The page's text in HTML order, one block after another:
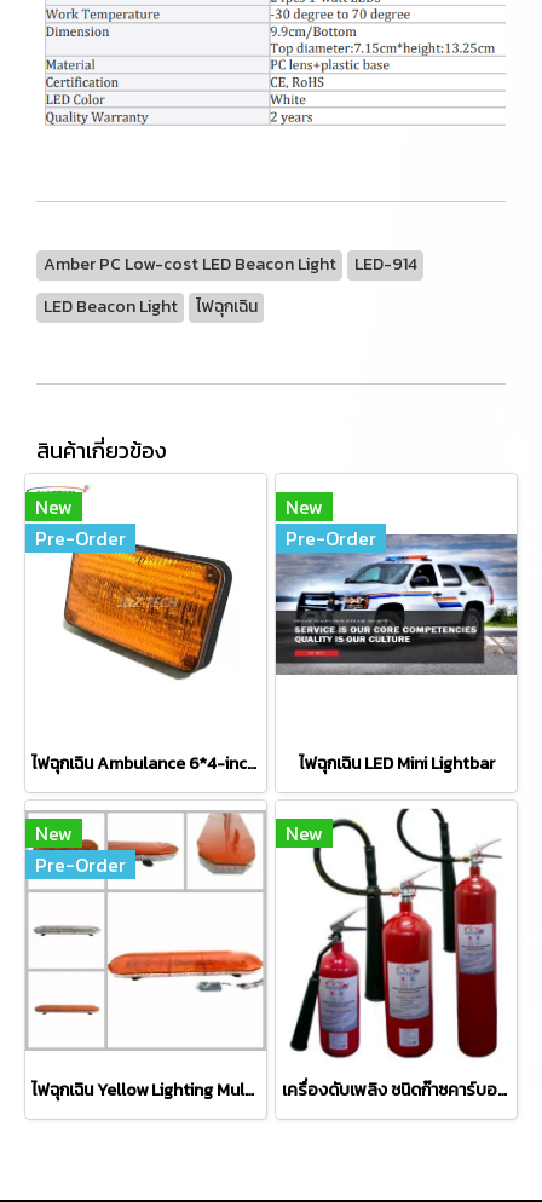
Amber PC Low-cost LED Beacon Light
LED-914
LED Beacon Light
ไฟฉุกเฉิน
สินค้าเกี่ยวข้อง
New
Pre-Order
ไฟฉุกเฉิน Ambulance 6*4-inch LED perimeter surface mount light
New
Pre-Order
ไฟฉุกเฉิน LED Mini Lightbar
New
Pre-Order
ไฟฉุกเฉิน Yellow Lighting Multi-functional LED Full Size Lightbars
New
เครื่องดับเพลิง ชนิดก๊าซคาร์บอนไดออกไซด์ (CO2) ยี่ห้อ Vintex